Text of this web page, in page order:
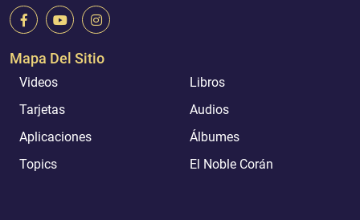
Mapa Del Sitio
Videos
Libros
Tarjetas
Audios
Aplicaciones
Álbumes
Topics
El Noble Corán